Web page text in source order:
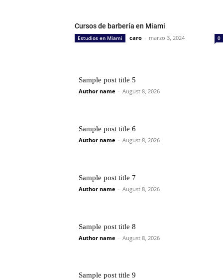
Cursos de barbería en Miami
Estudios en Miami caro - marzo 3, 2024 0
Sample post title 5
Author name - August 8, 2026
Sample post title 6
Author name - August 8, 2026
Sample post title 7
Author name - August 8, 2026
Sample post title 8
Author name - August 8, 2026
Sample post title 9